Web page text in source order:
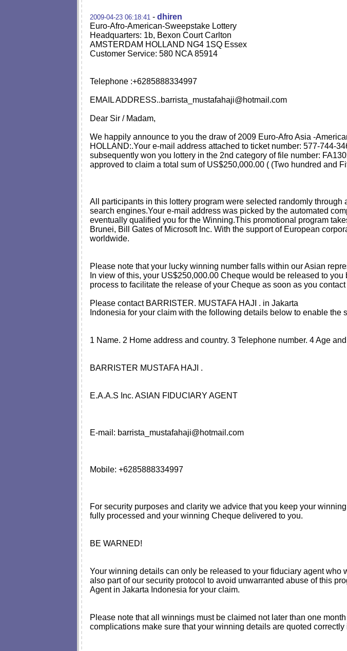
2009-04-23 06:18:41 - dhiren
Euro-Afro-American-Sweepstake Lottery
Headquarters: 1b, Bexon Court Carlton
AMSTERDAM HOLLAND NG4 1SQ Essex
Customer Service: 580 NCA 85914
Telephone :+6285888334997
EMAILADDRESS..barrista_mustafahaji@hotmail.com
Dear Sir / Madam,
We happily announce to you the draw of 2009 Euro-Afro Asia -
HOLLAND:.Your e-mail address attached to ticket number: 577-744-
subsequently won you lottery in the 2nd category of file number:
approved to claim a total sum of US$250,000.00 ( (Two hundred and
All participants in this lottery program were selected randomly
search engines.Your e-mail address was picked by the automated
eventually qualified you for the Winning.This promotional program
Brunei, Bill Gates of Microsoft Inc. With the support of European
worldwide.
Please note that your lucky winning number falls within our Asian
In view of this, your US$250,000.00 Cheque would be released to
process to facilitate the release of your Cheque as soon as you
Please contact BARRISTER. MUSTAFA HAJI . in Jakarta
Indonesia for your claim with the following details below to enable
1 Name. 2 Home address and country. 3 Telephone number. 4 Age
BARRISTER MUSTAFA HAJI .
E.A.A.S Inc. ASIAN FIDUCIARY AGENT
E-mail: barrista_mustafahaji@hotmail.com
Mobile: +6285888334997
For security purposes and clarity we advice that you keep your
fully processed and your winning Cheque delivered to you.
BE WARNED!
Your winning details can only be released to your fiduciary agent
also part of our security protocol to avoid unwarranted abuse of this
Agent in Jakarta Indonesia for your claim.
Please note that all winnings must be claimed not later than one
complications make sure that your winning details are quoted